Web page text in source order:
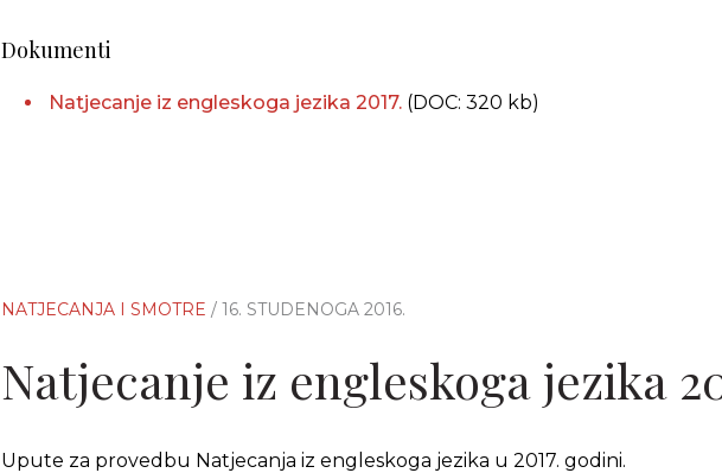
Dokumenti
Natjecanje iz engleskoga jezika 2017. (DOC: 320 kb)
NATJECANJA I SMOTRE / 16. STUDENOGA 2016.
Natjecanje iz engleskoga jezika
Upute za provedbu Natjecanja iz engleskoga jezika u 2017. godini.